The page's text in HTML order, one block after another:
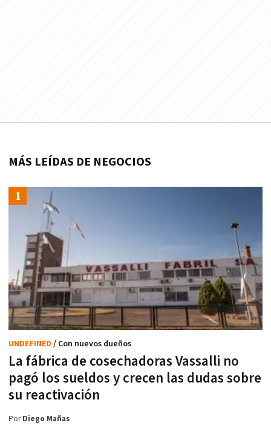
MÁS LEÍDAS DE NEGOCIOS
La fábrica de cosechadoras Vassalli no
pagó los sueldos y crecen las dudas sobre
su reactivación
UNDEFINED / Con nuevos dueños
PorDiego Mañas